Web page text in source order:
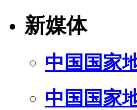
新媒体
中国国家
中国国家